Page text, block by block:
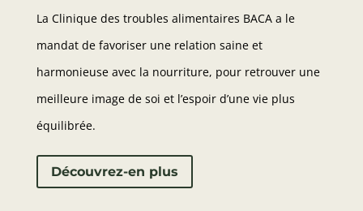
La Clinique des troubles alimentaires BACA a le
mandat de favoriser une relation saine et
harmonieuse avec la nourriture, pour retrouver une
meilleure image de soi et l’espoir d’une vie plus
équilibrée.
Découvrez-en plus